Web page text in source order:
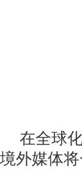
在全球
境外媒体